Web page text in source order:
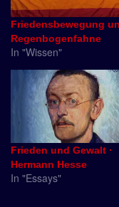
Friedensbewegung
Regenbogenfahne
In "Wissen"
Frieden und Gewalt ·
Hermann Hesse
In "Essays"